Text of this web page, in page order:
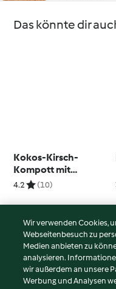
Das könnte dir
Kokos-Kirsch-
Kompott mit
Minzpesto
4.2 (10)
© Copyright 2026
Nutzungsbedingungen
Datenschutzrichtlinien
Wir verwenden Cookies,
Webseitenbesuch zu
Medien anbieten zu
analysieren.
wir außerdem an unsere
Werbung und Analysen